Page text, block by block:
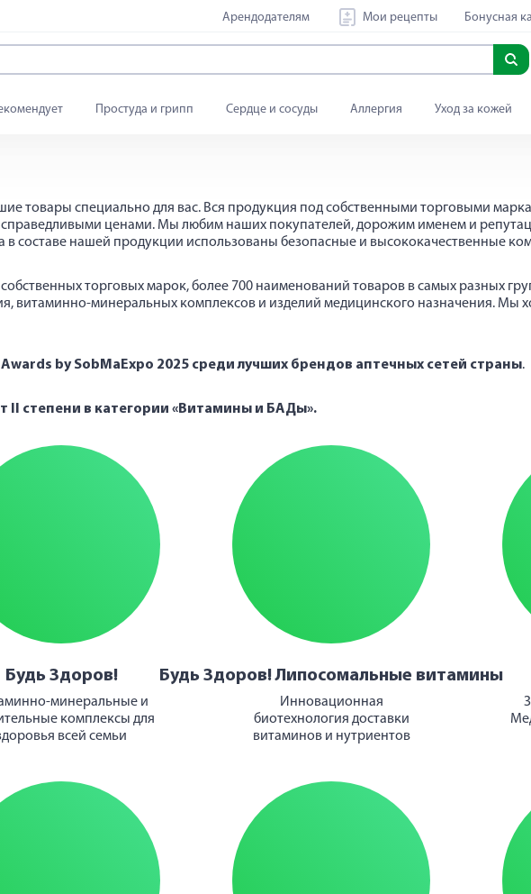
Арендодателям Мои рецепты Бонусная
Простуда и грипп Сердце и сосуды Аллергия Уход за кожей
товары специально для вас. Вся продукция под собственными торговыми
справедливыми ценами. Мы любим наших покупателей, дорожим именем и
в составе нашей продукции использованы безопасные и высококачественные
торговых марок, более 700 наименований товаров в самых разных
витаминно-минеральных комплексов и изделий медицинского назначения. Мы
by SobMaExpo 2025 среди лучших брендов аптечных сетей страны.
II степени в категории «Витамины и БАДы».
Будь Здоров!
минеральные и
комплексы для
всей семьи
Будь Здоров! Липосомальные витамины
Инновационная
биотехнология доставки
витаминов и нутриентов